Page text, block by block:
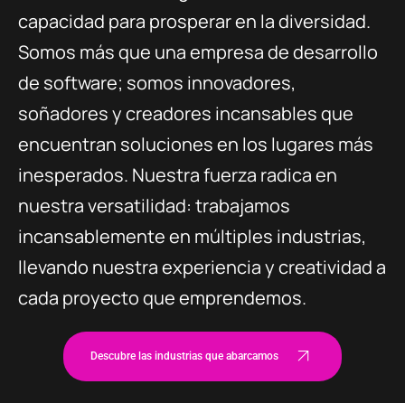
capacidad para prosperar en la diversidad.
Somos más que una empresa de desarrollo
de software; somos innovadores,
soñadores y creadores incansables que
encuentran soluciones en los lugares más
inesperados. Nuestra fuerza radica en
nuestra versatilidad: trabajamos
incansablemente en múltiples industrias,
llevando nuestra experiencia y creatividad a
cada proyecto que emprendemos.
Descubre las industrias que abarcamos